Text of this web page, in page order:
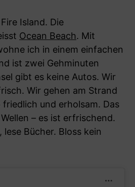
Island. Die
Ocean Beach. Mit
ich in einem einfachen
ist zwei Gehminuten
gibt es keine Autos. Wir
Wir gehen am Strand
friedlich und erholsam. Das
– es ist erfrischend.
Bücher. Bloss kein